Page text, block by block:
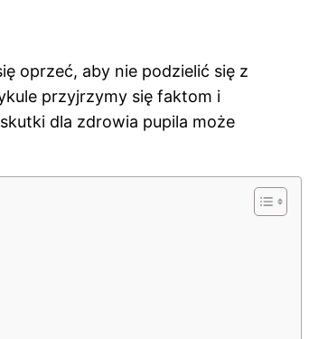
oprzeć, aby nie podzielić się z
przyjrzymy się faktom i
dla zdrowia pupila może